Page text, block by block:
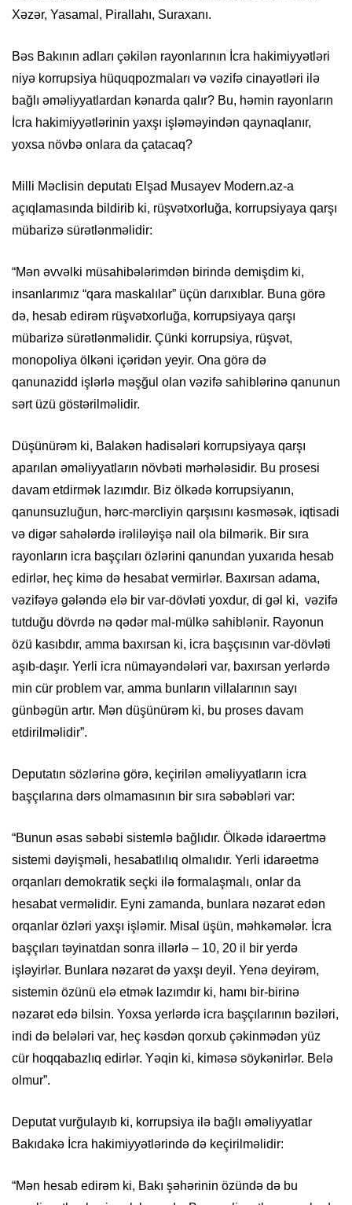
Xəzər, Yasamal, Pirallahı, Suraxanı.
Bəs Bakının adları çəkilən rayonlarının İcra hakimiyyətləri
niyə korrupsiya hüquqpozmaları və vəzifə cinayətləri ilə
bağlı əməliyyatlardan kənarda qalır? Bu, həmin rayonların
İcra hakimiyyətlərinin yaxşı işləməyindən qaynaqlanır,
yoxsa növbə onlara da çatacaq?
Milli Məclisin deputatı Elşad Musayev Modern.az-a
açıqlamasında bildirib ki, rüşvətxorluğa, korrupsiyaya qarşı
mübarizə sürətlənməlidir:
“Mən əvvəlki müsahibələrimdən birində demişdim ki,
insanlarımız “qara maskalılar” üçün darıxıblar. Buna görə
də, hesab edirəm rüşvətxorluğa, korrupsiyaya qarşı
mübarizə sürətlənməlidir. Çünki korrupsiya, rüşvət,
monopoliya ölkəni içəridən yeyir. Ona görə də
qanunazidd işlərlə məşğul olan vəzifə sahiblərinə qanunun
sərt üzü göstərilməlidir.
Düşünürəm ki, Balakən hadisələri korrupsiyaya qarşı
aparılan əməliyyatların növbəti mərhələsidir. Bu prosesi
davam etdirmək lazımdır. Biz ölkədə korrupsiyanın,
qanunsuzluğun, hərc-mərcliyin qarşısını kəsməsək, iqtisadi
və digər sahələrdə irəliləyişə nail ola bilmərik. Bir sıra
rayonların icra başçıları özlərini qanundan yuxarıda hesab
edirlər, heç kimə də hesabat vermirlər. Baxırsan adama,
vəzifəyə gələndə elə bir var-dövləti yoxdur, di gəl ki, vəzifə
tutduğu dövrdə nə qədər mal-mülkə sahiblənir. Rayonun
özü kasıbdır, amma baxırsan ki, icra başçısının var-dövləti
aşıb-daşır. Yerli icra nümayəndələri var, baxırsan yerlərdə
min cür problem var, amma bunların villalarının sayı
günbəgün artır. Mən düşünürəm ki, bu proses davam
etdirilməlidir”.
Deputatın sözlərinə görə, keçirilən əməliyyatların icra
başçılarına dərs olmamasının bir sıra səbəbləri var:
“Bunun əsas səbəbi sistemlə bağlıdır. Ölkədə idarəertmə
sistemi dəyişməli, hesabatlılıq olmalıdır. Yerli idarəetmə
orqanları demokratik seçki ilə formalaşmalı, onlar da
hesabat verməlidir. Eyni zamanda, bunlara nəzarət edən
orqanlar özləri yaxşı işləmir. Misal üşün, məhkəmələr. İcra
başçıları təyinatdan sonra illərlə – 10, 20 il bir yerdə
işləyirlər. Bunlara nəzarət də yaxşı deyil. Yenə deyirəm,
sistemin özünü elə etmək lazımdır ki, hamı bir-birinə
nəzarət edə bilsin. Yoxsa yerlərdə icra başçılarının bəziləri,
indi də belələri var, heç kəsdən qorxub çəkinmədən yüz
cür hoqqabazlıq edirlər. Yəqin ki, kiməsə söykənirlər. Belə
olmur”.
Deputat vurğulayıb ki, korrupsiya ilə bağlı əməliyyatlar
Bakıdakə İcra hakimiyyətlərində də keçirilməlidir:
“Mən hesab edirəm ki, Bakı şəhərinin özündə də bu